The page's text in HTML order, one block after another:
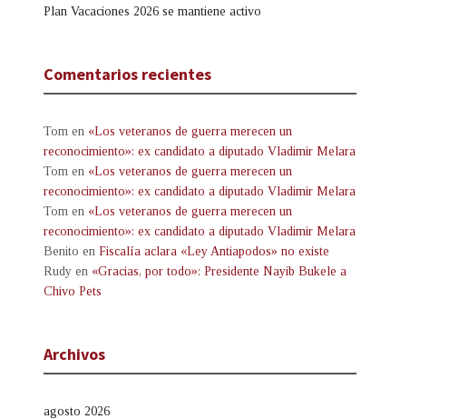
Plan Vacaciones 2026 se mantiene activo
Comentarios recientes
Tom en «Los veteranos de guerra merecen un
reconocimiento»: ex candidato a diputado Vladimir Melara
Tom en «Los veteranos de guerra merecen un
reconocimiento»: ex candidato a diputado Vladimir Melara
Tom en «Los veteranos de guerra merecen un
reconocimiento»: ex candidato a diputado Vladimir Melara
Benito en Fiscalía aclara «Ley Antiapodos» no existe
Rudy en «Gracias, por todo»: Presidente Nayib Bukele a
Chivo Pets
Archivos
agosto 2026